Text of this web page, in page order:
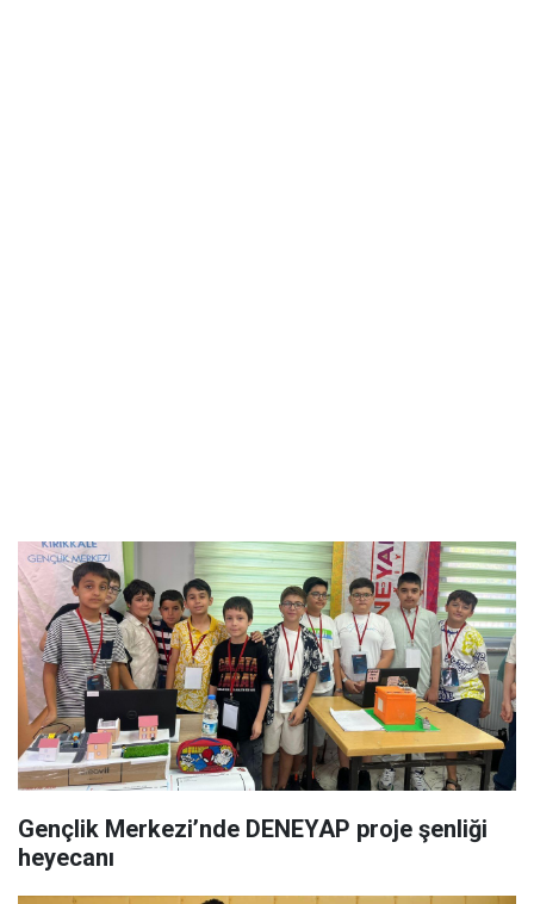
Gençlik Merkezi’nde DENEYAP proje şenliği
heyecanı